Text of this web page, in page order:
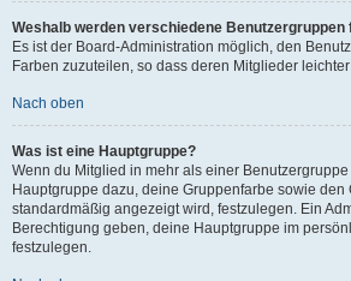
Weshalb werden verschiedene
Es ist der Board-Administration möglich, den
Farben zuzuteilen, so dass deren Mitglieder
Nach oben
Was ist eine Hauptgruppe?
Wenn du Mitglied in mehr als einer
Hauptgruppe dazu, deine Gruppenfarbe sowie
standardmäßig angezeigt wird, festzulegen. Ein
Berechtigung geben, deine Hauptgruppe im
festzulegen.